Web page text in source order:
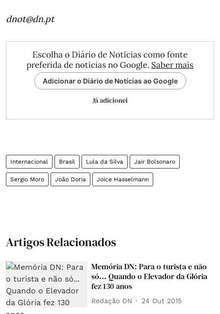
dnot@dn.pt
Escolha o Diário de Notícias como fonte
preferida de notícias no Google. Saber mais
Adicionar o Diário de Notícias ao Google
Já adicionei
Internacional Brasil Lula da Silva Jair Bolsonaro
Sergio Moro João Doria Joice Hasselmann
Artigos Relacionados
Memória DN: Para o turista e não
só... Quando o Elevador da Glória
fez 130 anos
Redação DN 24 Out 2015